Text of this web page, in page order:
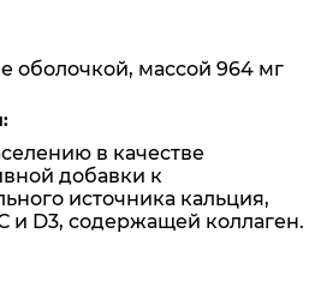
оболочкой, массой 964 мг
в качестве
добавки к
источника кальция,
и D3, содержащей коллаген.